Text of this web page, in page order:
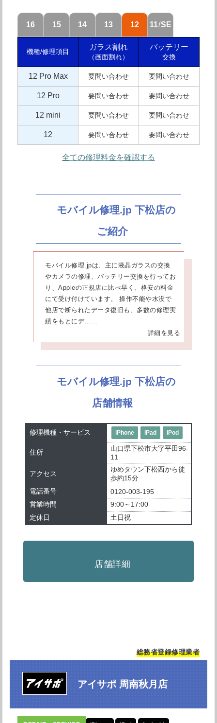
16 15 14 13 12 11/SE
機種/修理項目
ガラス割れ
（画面割れ）
バッテリー
交換
12 Pro Max 要問い合わせ 要問い合わせ
12 Pro 要問い合わせ 要問い合わせ
12 mini 要問い合わせ 要問い合わせ
12 要問い合わせ 要問い合わせ
全ての修理料金を確認する
モバイル修理.jp 下松店の
ご紹介
モバイル修理.jpは、主に液晶ガラスの交換
やカメラの修理、バッテリー交換を行ってお
り、Appleの正規店に比べ早く、格安の料金
にて受け付けています。 操作不能や水没で
他店で断られたデータ復旧も、多数の修理実
績をもとにデ……
詳細を見る
モバイル修理.jp 下松店の
店舗情報
修理機種・サービス iPhone iPad iPod
住所
山口県下松市大字平田96-
11
アクセス
ゆめタウン下松西から徒
歩約15分
電話番号
0120-003-195
営業時間
9:00～17:00
定休日
土日祝
店舗詳細
アイサポ 周南秋月店
総務省登録修理業者